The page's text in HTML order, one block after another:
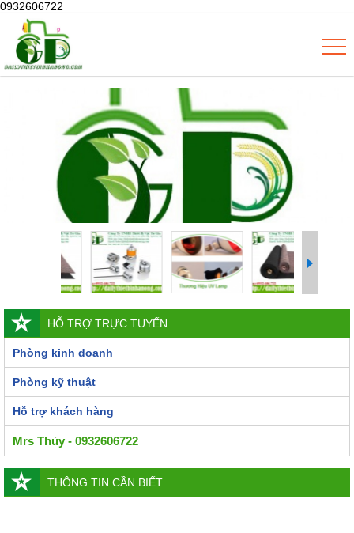
0932606722
HỖ TRỢ TRỰC TUYẾN
Phòng kinh doanh
Phòng kỹ thuật
Hỗ trợ khách hàng
Mrs Thủy - 0932606722
THÔNG TIN CẦN BIẾT